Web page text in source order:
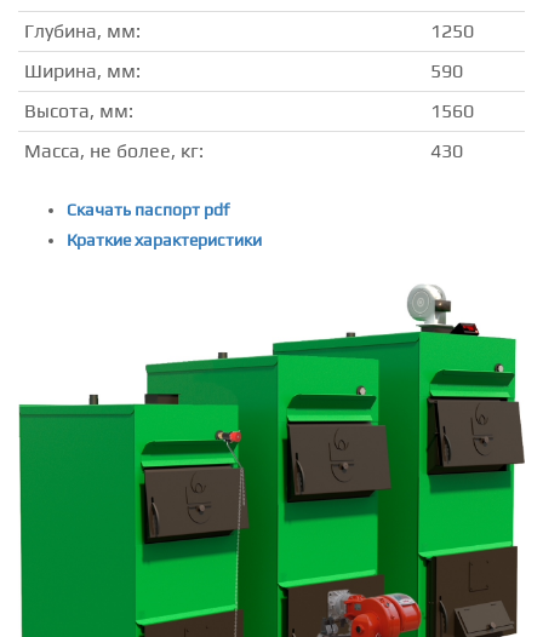
Глубина, мм:
1250
Ширина, мм:
590
Высота, мм:
1560
Масса, не более, кг:
430
Скачать паспорт pdf
Краткие характеристики